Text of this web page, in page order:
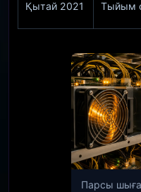
Қытай 2021 Тыйым
Парсы